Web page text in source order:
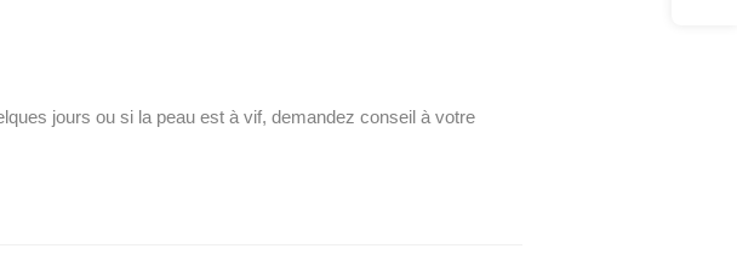
jours ou si la peau est à vif, demandez conseil à votre